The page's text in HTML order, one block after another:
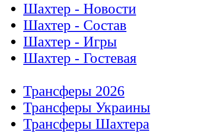
Шахтер - Новости
Шахтер - Состав
Шахтер - Игры
Шахтер - Гостевая
Трансферы 2026
Трансферы Украины
Трансферы Шахтера